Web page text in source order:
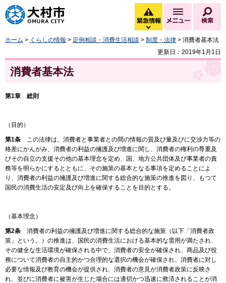
大村市
緊急情報
緊急情報を開く
メニュー
ホーム > くらしの情報 > 定例相談・消費生活相談 > 制度・法律 > 消費者基本法
更新日：2019年1月1日
消費者基本法
第1章 総則
（目的）
第1条 この法律は、消費者と事業者との間の情報の質及び量及びに交渉力等の
格差にかんがみ、消費者の利益の擁護及び増進に関し、消費者の権利の尊重及
びその自立の支援その他の基本理念を定め、国、地方公共団体及び事業者の責
務等を明らかにするとともに、その施策の基本となる事項を定めることによ
り、消費者の利益の擁護及び増進に関する総合的な施策の推進を図り、もつて
国民の消費生活の安定及び向上を確保することを目的とする。
（基本理念）
第2条 消費者の利益の擁護及び増進に関する総合的な施策（以下「消費者政
策」という。）の推進は、国民の消費生活における基本的な需用が満たされ、
その健全な生活環境が確保される中で、消費者の安全が確保され、商品及び役
務について消費者の自主的かつ合理的な選択の機会が確保され、消費者に対し
必要な情報及び教育の機会が提供され、消費者の意見が消費者政策に反映さ
れ、並びに消費者に被害が生じた場合には適切かつ迅速に救済されることが消